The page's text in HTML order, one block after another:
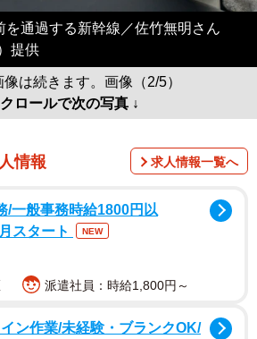
を通過する新幹線／佐竹無明さん
提供
像は続きます。画像（2/5）
ロールで次の写真 ↓
情報 求人情報一覧へ
/一般事務時給1800円以
スタート
NEW
派遣社員：時給1,800円～
ン作業/未経験・ブランクOK/